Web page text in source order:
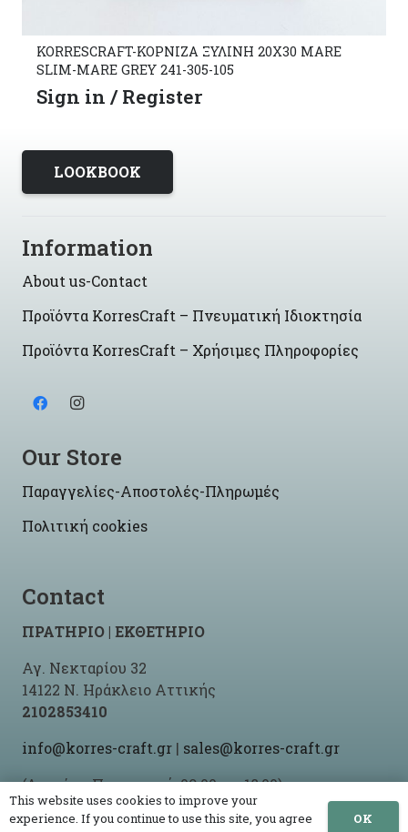
KORRESCRAFT-ΚΟΡΝΙΖΑ ΞΥΛΙΝΗ 20X30 MARE
SLIM-MARE GREY 241-305-105
Sign in / Register
LOOKBOOK
Information
About us-Contact
Προϊόντα KorresCraft – Πνευματική Ιδιοκτησία
Προϊόντα KorresCraft – Χρήσιμες Πληροφορίες
Our Store
Παραγγελίες-Αποστολές-Πληρωμές
Πολιτική cookies
Contact
ΠΡΑΤΗΡΙΟ | ΕΚΘΕΤΗΡΙΟ
Αγ. Νεκταρίου 32
14122 Ν. Ηράκλειο Αττικής
2102853410
info@korres-craft.gr | sales@korres-craft.gr
(Δευτέρα-Παρασκευή: 09:00 ως 18:00)
This website uses cookies to improve your
experience. If you continue to use this site, you agree
OK